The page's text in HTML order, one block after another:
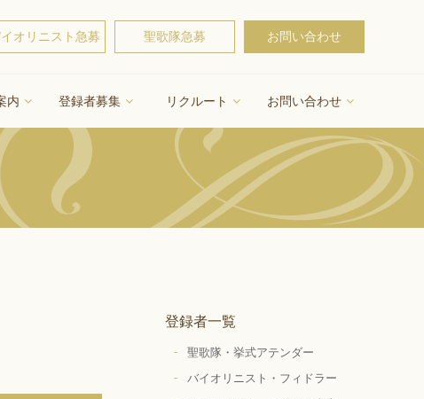
オリニスト急募 聖歌隊急募 お問い合わせ
内 登録者募集 リクルート お問い合わせ
登録者一覧
聖歌隊・挙式アテンダー
バイオリニスト・フィドラー